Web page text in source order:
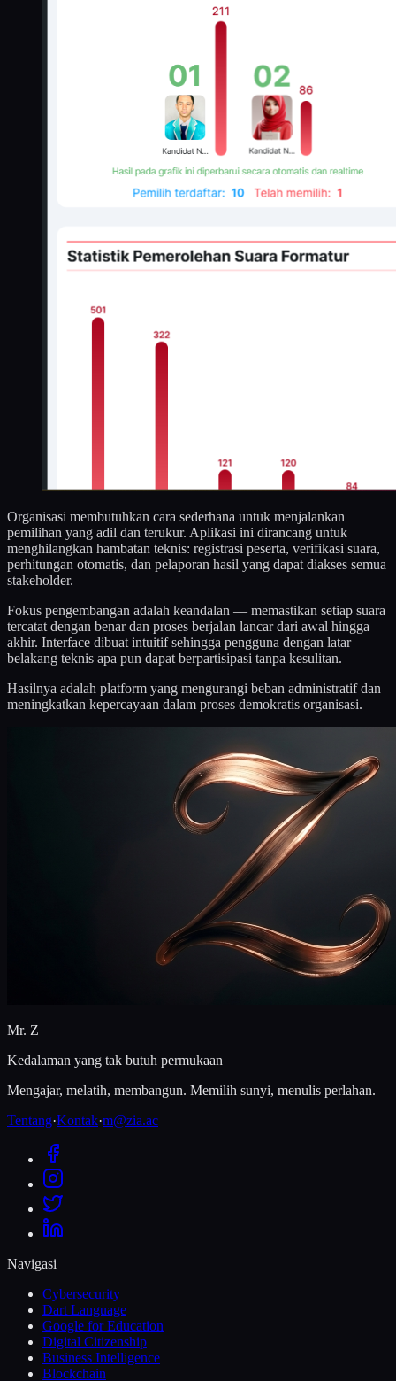
Organisasi membutuhkan cara sederhana untuk menjalankan
pemilihan yang adil dan terukur. Aplikasi ini dirancang untuk
menghilangkan hambatan teknis: registrasi peserta, verifikasi suara,
perhitungan otomatis, dan pelaporan hasil yang dapat diakses semua
stakeholder.
Fokus pengembangan adalah keandalan — memastikan setiap suara
tercatat dengan benar dan proses berjalan lancar dari awal hingga
akhir. Interface dibuat intuitif sehingga pengguna dengan latar
belakang teknis apa pun dapat berpartisipasi tanpa kesulitan.
Hasilnya adalah platform yang mengurangi beban administratif dan
meningkatkan kepercayaan dalam proses demokratis organisasi.
Mr. Z
Kedalaman yang tak butuh permukaan
Mengajar, melatih, membangun. Memilih sunyi, menulis perlahan.
Tentang·Kontak·m@zia.ac
Navigasi
Cybersecurity
Dart Language
Google for Education
Digital Citizenship
Business Intelligence
Blockchain